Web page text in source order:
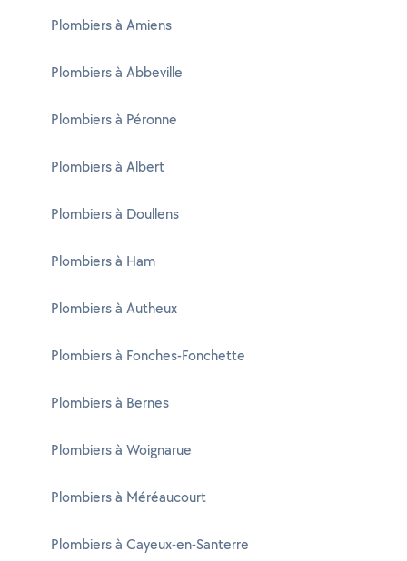
Plombiers à Amiens
Plombiers à Abbeville
Plombiers à Péronne
Plombiers à Albert
Plombiers à Doullens
Plombiers à Ham
Plombiers à Autheux
Plombiers à Fonches-Fonchette
Plombiers à Bernes
Plombiers à Woignarue
Plombiers à Méréaucourt
Plombiers à Cayeux-en-Santerre